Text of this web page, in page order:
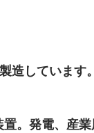
造しています。
。発電、産